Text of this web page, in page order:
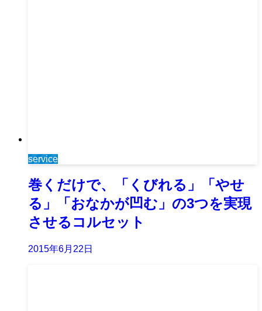
service
巻くだけで、「くびれる」「やせ
る」「おなかが凹む」の3つを実現
させるコルセット
2015年6月22日